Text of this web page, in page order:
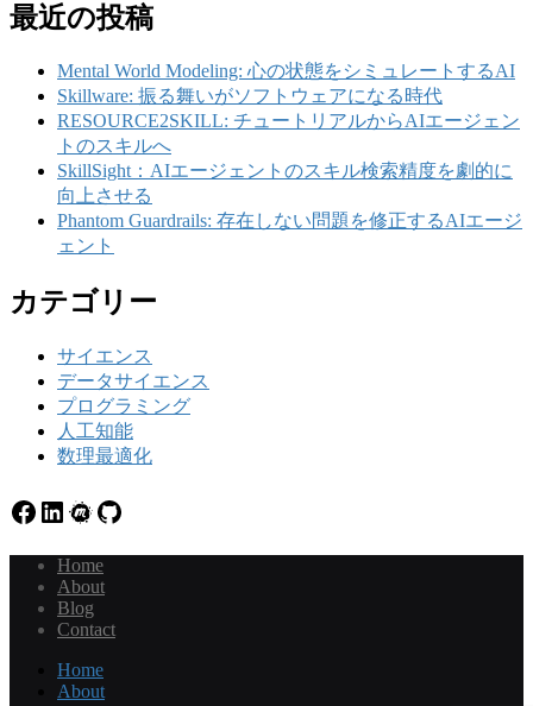
最近の投稿
Mental World Modeling: 心の状態をシミュレートするAI
Skillware: 振る舞いがソフトウェアになる時代
RESOURCE2SKILL: チュートリアルからAIエージェン
トのスキルへ
SkillSight：AIエージェントのスキル検索精度を劇的に
向上させる
Phantom Guardrails: 存在しない問題を修正するAIエージ
ェント
カテゴリー
サイエンス
データサイエンス
プログラミング
人工知能
数理最適化
Facebook
LinkedIn
Meetup
GitHub
Home
About
Blog
Contact
Home
About